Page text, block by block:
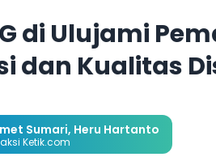
di Ulujami
dan Kualitas
Sumari, Heru Hartanto
Ketik.com